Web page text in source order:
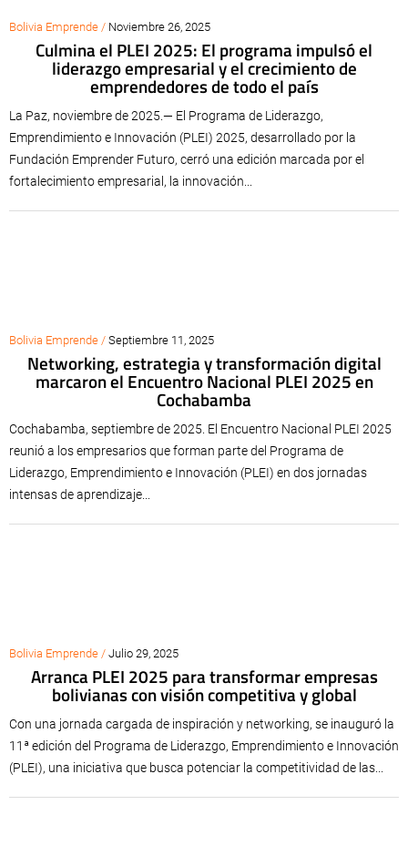
Bolivia Emprende / Noviembre 26, 2025
Culmina el PLEI 2025: El programa impulsó el
liderazgo empresarial y el crecimiento de
emprendedores de todo el país
La Paz, noviembre de 2025.— El Programa de Liderazgo,
Emprendimiento e Innovación (PLEI) 2025, desarrollado por la
Fundación Emprender Futuro, cerró una edición marcada por el
fortalecimiento empresarial, la innovación...
Bolivia Emprende / Septiembre 11, 2025
Networking, estrategia y transformación digital
marcaron el Encuentro Nacional PLEI 2025 en
Cochabamba
Cochabamba, septiembre de 2025. El Encuentro Nacional PLEI 2025
reunió a los empresarios que forman parte del Programa de
Liderazgo, Emprendimiento e Innovación (PLEI) en dos jornadas
intensas de aprendizaje...
Bolivia Emprende / Julio 29, 2025
Arranca PLEI 2025 para transformar empresas
bolivianas con visión competitiva y global
Con una jornada cargada de inspiración y networking, se inauguró la
11ª edición del Programa de Liderazgo, Emprendimiento e Innovación
(PLEI), una iniciativa que busca potenciar la competitividad de las...